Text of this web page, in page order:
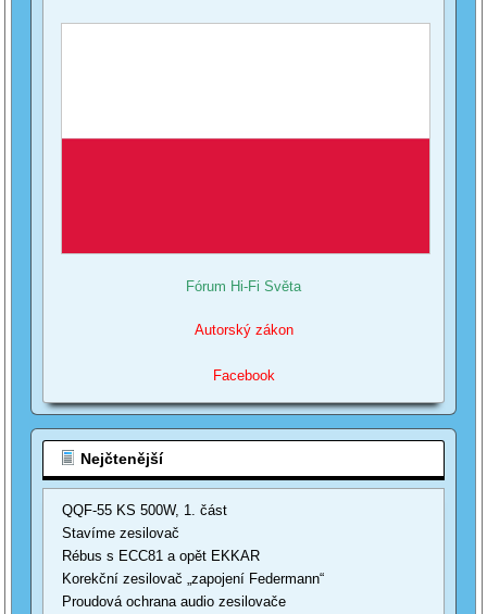
Fórum Hi-Fi Světa
Autorský zákon
Facebook
Nejčtenější
QQF-55 KS 500W, 1. část
Stavíme zesilovač
Rébus s ECC81 a opět EKKAR
Korekční zesilovač „zapojení Federmann“
Proudová ochrana audio zesilovače